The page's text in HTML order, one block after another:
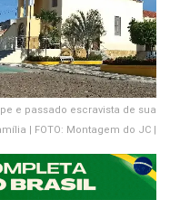
e passado escravista de sua
| FOTO: Montagem do JC |